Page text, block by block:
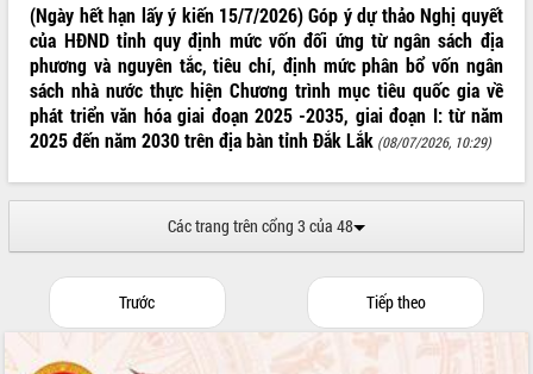
kinh tế từ 10% trở lên trong Quý
II/2026
Đắk Lắk ký kết thỏa thuận hợp tác về
chuyển đổi số giai đoạn 2026 – 2030
với Tập đoàn Bưu chính Viễn thông
Việt Nam
Thứ trưởng Bộ Y tế làm việc với tỉnh
Đắk Lắk về phát triển nhân lực y tế
Du lịch Đắk Lắk nâng tầm trải nghiệm
du khách thông qua Hệ thống cơ sở dữ
liệu và Bản đồ số
Tập huấn ứng dụng trí tuệ nhân tạo (AI)
trong thương mại điện tử năm 2026
(Ngày hết hạn lấy ý kiến 15/7/2026) Góp ý dự thảo Nghị quyết
của HĐND tỉnh quy định mức vốn đối ứng từ ngân sách địa
phương và nguyên tắc, tiêu chí, định mức phân bổ vốn ngân
sách nhà nước thực hiện Chương trình mục tiêu quốc gia về
phát triển văn hóa giai đoạn 2025 -2035, giai đoạn I: từ năm
2025 đến năm 2030 trên địa bàn tỉnh Đắk Lắk (08/07/2026, 10:29)
Các trang trên cổng 3 của 48
Trước Tiếp theo